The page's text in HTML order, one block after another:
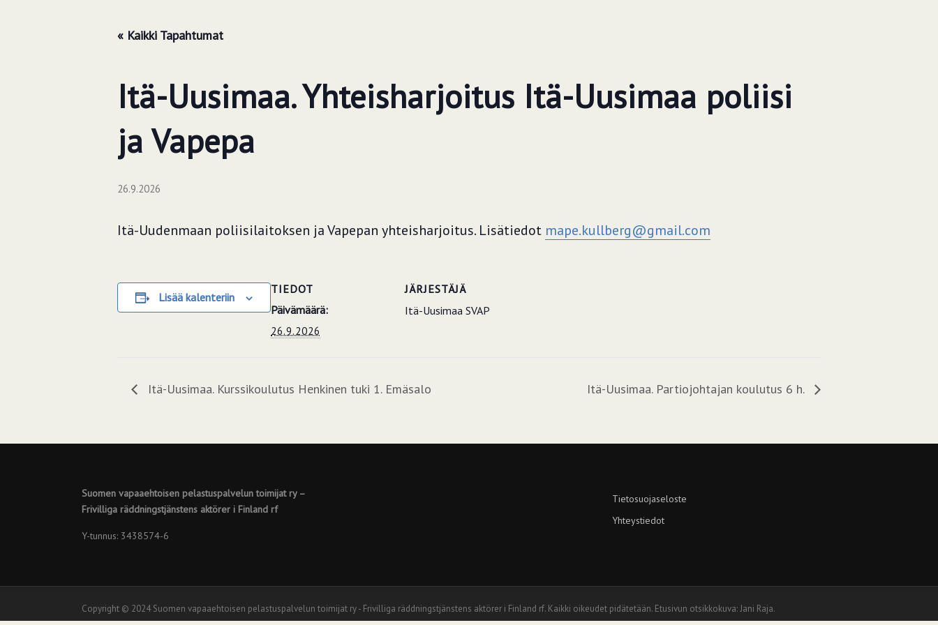
« Kaikki Tapahtumat
Itä-Uusimaa. Yhteisharjoitus Itä-Uusimaa poliisi
ja Vapepa
26.9.2026
Itä-Uudenmaan poliisilaitoksen ja Vapepan yhteisharjoitus. Lisätiedot mape.kullberg@gmail.com
Lisää kalenteriin
TIEDOT
Päivämäärä:
26.9.2026
JÄRJESTÄJÄ
Itä-Uusimaa SVAP
Itä-Uusimaa. Kurssikoulutus Henkinen tuki 1. Emäsalo Itä-Uusimaa. Partiojohtajan koulutus 6 h.
Suomen vapaaehtoisen pelastuspalvelun toimijat ry –
Frivilliga räddningstjänstens aktörer i Finland rf
Y-tunnus: 3438574-6
Tietosuojaseloste
Yhteystiedot
Copyright © 2024 Suomen vapaaehtoisen pelastuspalvelun toimijat ry - Frivilliga räddningstjänstens aktörer i Finland rf. Kaikki oikeudet pidätetään. Etusivun otsikkokuva: Jani Raja.
Screenr